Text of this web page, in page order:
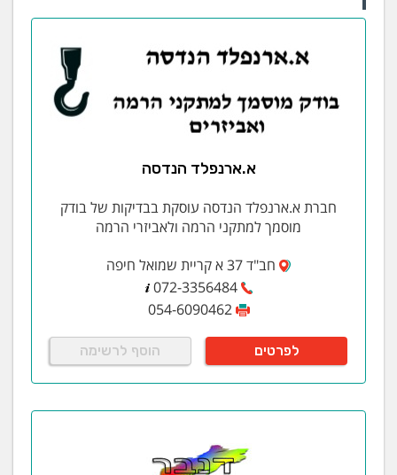
א.ארנפלד הנדסה
חברת א.ארנפלד הנדסה עוסקת בבדיקות של בודק
מוסמך למתקני הרמה ולאביזרי הרמה
חב"ד 37 א קריית שמואל חיפה
072-3356484
054-6090462
לפרטים הוסף לרשימה